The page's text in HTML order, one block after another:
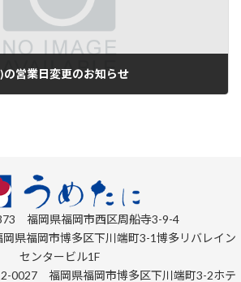
営業日変更のお知らせ
福岡県福岡市西区周船寺3-9-4
県福岡市博多区下川端町3-1博多リバレイン
センタービル1F
0027 福岡県福岡市博多区下川端町3-2ホテ